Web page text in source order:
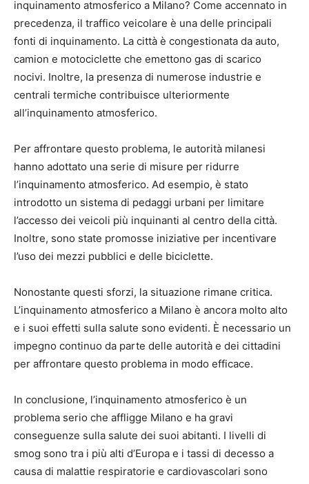
inquinamento atmosferico a Milano? Come accennato in
precedenza, il traffico veicolare è una delle principali
fonti di inquinamento. La città è congestionata da auto,
camion e motociclette che emettono gas di scarico
nocivi. Inoltre, la presenza di numerose industrie e
centrali termiche contribuisce ulteriormente
all’inquinamento atmosferico.
Per affrontare questo problema, le autorità milanesi
hanno adottato una serie di misure per ridurre
l’inquinamento atmosferico. Ad esempio, è stato
introdotto un sistema di pedaggi urbani per limitare
l’accesso dei veicoli più inquinanti al centro della città.
Inoltre, sono state promosse iniziative per incentivare
l’uso dei mezzi pubblici e delle biciclette.
Nonostante questi sforzi, la situazione rimane critica.
L’inquinamento atmosferico a Milano è ancora molto alto
e i suoi effetti sulla salute sono evidenti. È necessario un
impegno continuo da parte delle autorità e dei cittadini
per affrontare questo problema in modo efficace.
In conclusione, l’inquinamento atmosferico è un
problema serio che affligge Milano e ha gravi
conseguenze sulla salute dei suoi abitanti. I livelli di
smog sono tra i più alti d’Europa e i tassi di decesso a
causa di malattie respiratorie e cardiovascolari sono